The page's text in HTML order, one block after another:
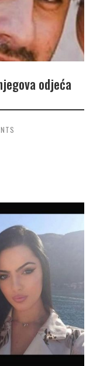
odjeća